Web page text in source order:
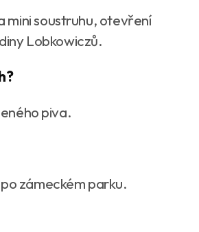
mini soustruhu, otevření
Lobkowiczů.
piva.
zámeckém parku.